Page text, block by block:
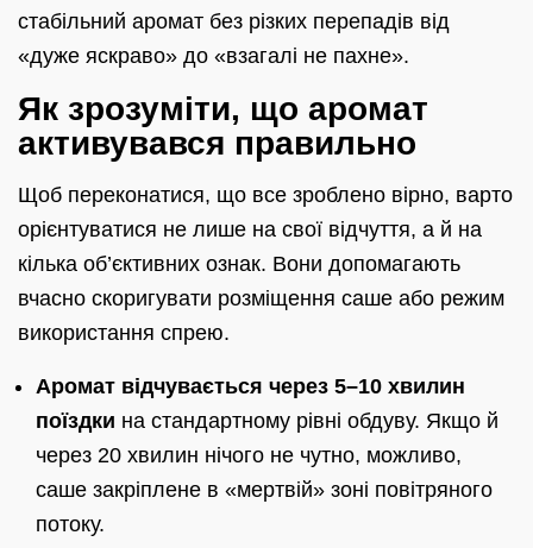
стабільний аромат без різких перепадів від
«дуже яскраво» до «взагалі не пахне».
Як зрозуміти, що аромат
активувався правильно
Щоб переконатися, що все зроблено вірно, варто
орієнтуватися не лише на свої відчуття, а й на
кілька об’єктивних ознак. Вони допомагають
вчасно скоригувати розміщення саше або режим
використання спрею.
Аромат відчувається через 5–10 хвилин
поїздки на стандартному рівні обдуву. Якщо й
через 20 хвилин нічого не чутно, можливо,
саше закріплене в «мертвій» зоні повітряного
потоку.